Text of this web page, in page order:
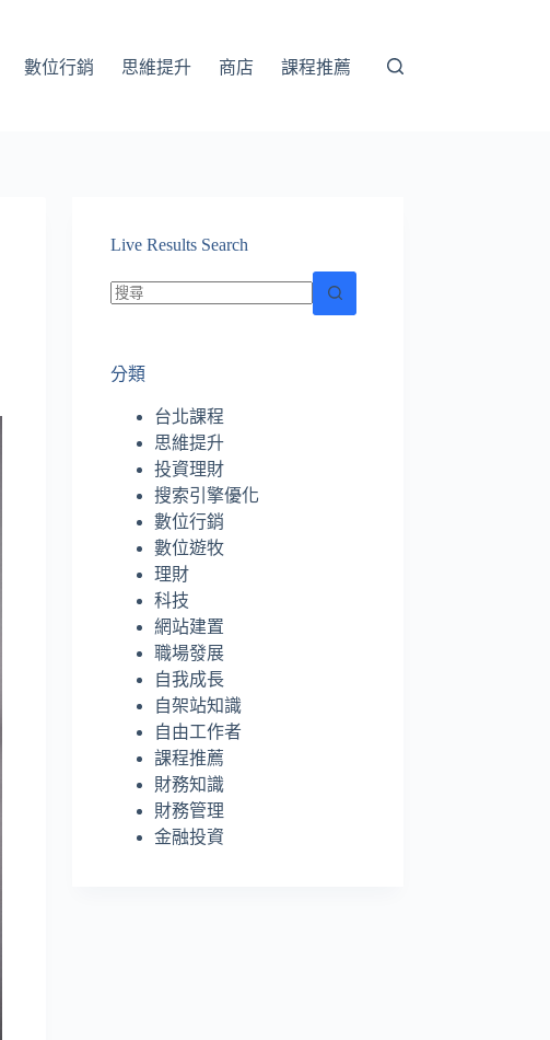
數位行銷 思維提升 商店 課程推薦
Live Results Search
到
分類
台北課程
思維提升
投資理財
搜索引擎優化
數位行銷
數位遊牧
理財
科技
網站建置
職場發展
自我成長
自架站知識
自由工作者
課程推薦
財務知識
財務管理
金融投資